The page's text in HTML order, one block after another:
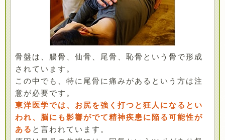
骨盤は、腸骨、仙骨、尾骨、恥骨という骨で形成
されています。
この中でも、特に尾骨に痛みがあるという方は注
意が必要です。
東洋医学では、お尻を強く打つと狂人になるとい
われ、脳にも影響がでて精神疾患に陥る可能性が
ある と言われています。